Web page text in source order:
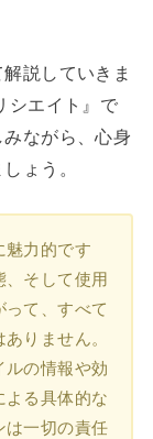
説していきま
シエイト』で
ながら、心身
ょう。
魅力的です
そして使用
て、すべて
りません。
ルの情報や効
よる具体的な
は一切の責任